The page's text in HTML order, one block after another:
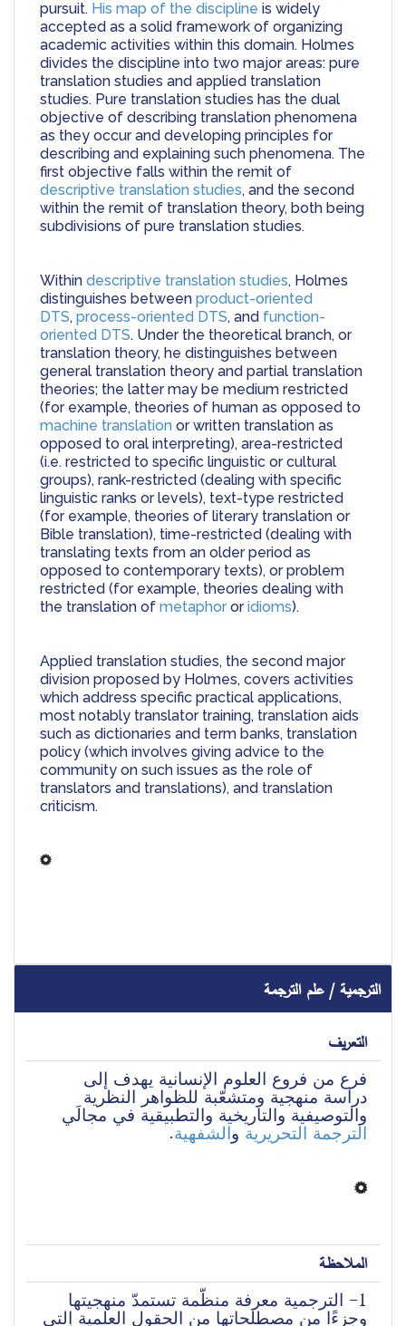
pursuit. His map of the discipline is widely
accepted as a solid framework of organizing
academic activities within this domain. Holmes
divides the discipline into two major areas: pure
translation studies and applied translation
studies. Pure translation studies has the dual
objective of describing translation phenomena
as they occur and developing principles for
describing and explaining such phenomena. The
first objective falls within the remit of
descriptive translation studies, and the second
within the remit of translation theory, both being
subdivisions of pure translation studies.
Within descriptive translation studies, Holmes
distinguishes between product-oriented
DTS, process-oriented DTS, and function-
oriented DTS. Under the theoretical branch, or
translation theory, he distinguishes between
general translation theory and partial translation
theories; the latter may be medium restricted
machine translation or written translation as
opposed to oral interpreting), area-restricted
(i.e. restricted to specific linguistic or cultural
groups), rank-restricted (dealing with specific
linguistic ranks or levels), text-type restricted
(for example, theories of literary translation or
Bible translation), time-restricted (dealing with
translating texts from an older period as
opposed to contemporary texts), or problem
restricted (for example, theories dealing with
the translation of metaphor or idioms).
Applied translation studies, the second major
division proposed by Holmes, covers activities
which address specific practical applications,
most notably translator training, translation aids
such as dictionaries and term banks, translation
policy (which involves giving advice to the
community on such issues as the role of
translators and translations), and translation
criticism.
الترجمية / علم الترجمة
التعريف
والتوصيفية والتاريخية والتطبيقية في مجالَي
الترجمة التحريرية والشفهية.
الملاحظة